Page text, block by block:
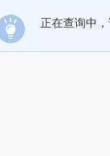
正在查询中